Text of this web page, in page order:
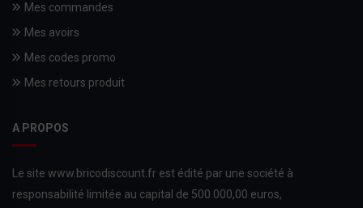
Mes commandes
Mes avoirs
Mes codes promo
Mes retours produit
A PROPOS
Le site www.bricodiscount.fr est édité par une société à
responsabilité limitée au capital de 500.000,00 euros,